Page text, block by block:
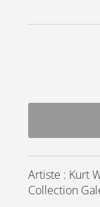
Artiste : Kurt
Collection